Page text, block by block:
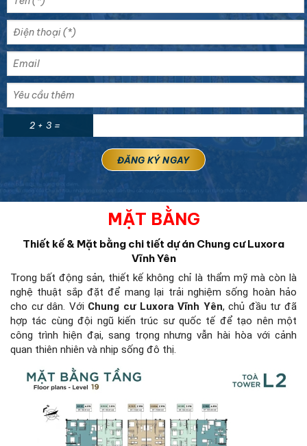
2 + 3 =
MẶT BẰNG
Thiết kế & Mặt bằng chi tiết dự án Chung cư Luxora
Vĩnh Yên
Trong bất động sản, thiết kế không chỉ là thẩm mỹ mà còn là
nghệ thuật sắp đặt để mang lại trải nghiệm sống hoàn hảo
cho cư dân. Với Chung cư Luxora Vĩnh Yên, chủ đầu tư đã
hợp tác cùng đội ngũ kiến trúc sư quốc tế để tạo nên một
công trình hiện đại, sang trọng nhưng vẫn hài hòa với cảnh
quan thiên nhiên và nhịp sống đô thị.